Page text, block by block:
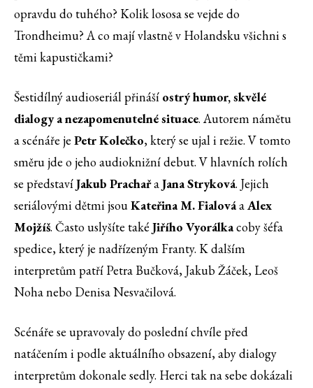
opravdu do tuhého? Kolik lososa se vejde do
Trondheimu? A co mají vlastně v Holandsku všichni s
těmi kapustičkami?
Šestidílný audioseriál přináší ostrý humor, skvělé
dialogy a nezapomenutelné situace. Autorem námětu
a scénáře je Petr Kolečko, který se ujal i režie. V tomto
směru jde o jeho audioknižní debut. V hlavních rolích
se představíJakub PrachařaJana Stryková. Jejich
seriálovými dětmi jsouKateřina M. FialováaAlex
Mojžíš. Často uslyšíte také Jiřího Vyorálkacoby šéfa
spedice, který je nadřízeným Franty. K dalším
interpretům patří Petra Bučková, Jakub Žáček, Leoš
Noha nebo Denisa Nesvačilová.
Scénáře se upravovaly do poslední chvíle před
natáčením i podle aktuálního obsazení, aby dialogy
interpretům dokonale sedly. Herci tak na sebe dokázali